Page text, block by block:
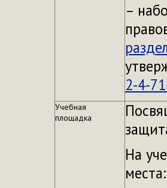
–
2-4-
Учебная
площадка
На
места: